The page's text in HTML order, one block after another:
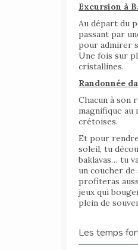
Excursion à
Au départ du
passant par
pour admirer
Une fois sur
cristallines.
Randonnée
Chacun à son
magnifique au
crétoises.
Et pour
soleil, tu
baklavas… tu
un coucher de
profiteras
jeux qui
plein de
Les temps